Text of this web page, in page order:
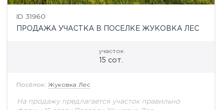
ID 31960
ПРОДАЖА УЧАСТКА В ПОСЕЛКЕ ЖУКОВКА ЛЕС
участок
15 сот.
Посёлок: Жуковка Лес
На продажу предлагается участок правильно